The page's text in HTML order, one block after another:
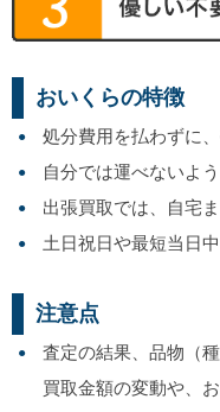
おいくらの特徴
処分費用を払わずに
自分では運べないよ
出張買取では、自宅
土日祝日や最短当日
注意点
査定の結果、品物（
買取金額の変動や、